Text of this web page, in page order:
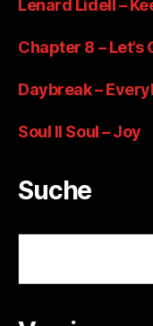
Lenard Lidell –
Chapter 8 –
Daybreak –
Soul II Soul – Joy
Suche